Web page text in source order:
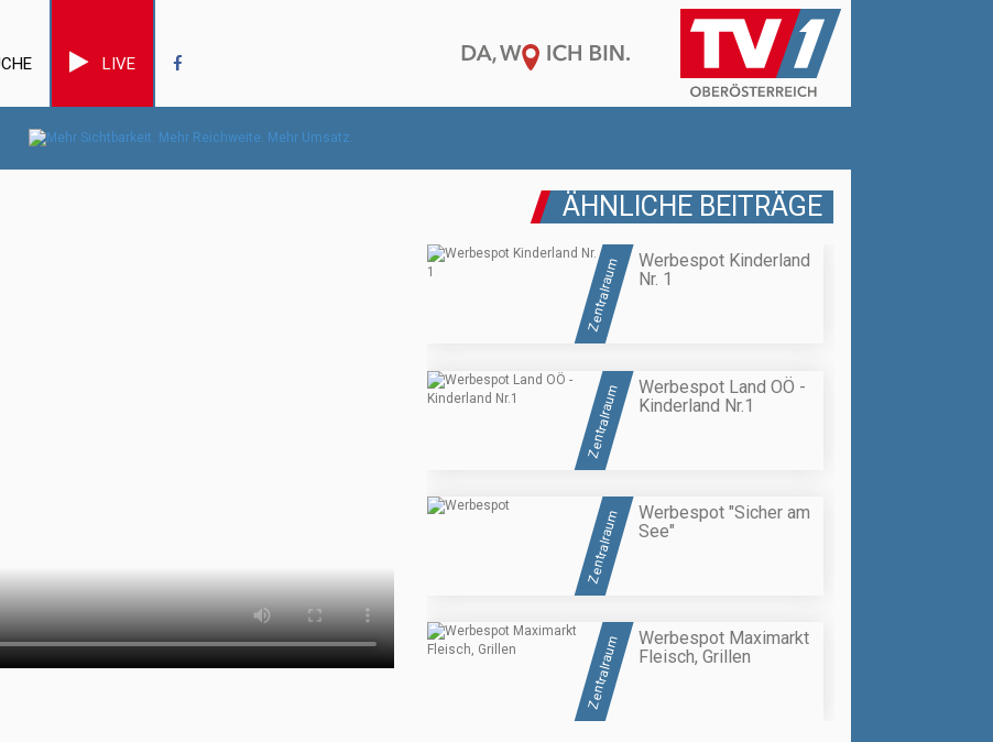
LIVE
ÄHNLICHE BEITRÄGE
Zentralraum
Werbespot Kinderland
Nr. 1
Zentralraum
Werbespot Land OÖ -
Kinderland Nr.1
Zentralraum
Werbespot "Sicher am
See"
Zentralraum
Werbespot Maximarkt
Fleisch, Grillen